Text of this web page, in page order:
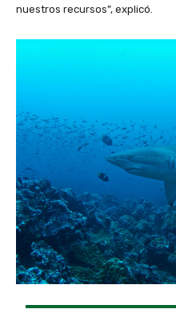
nuestros recursos”, explicó.